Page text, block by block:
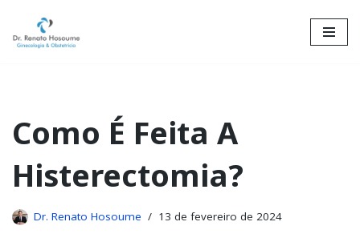
Skip
Como É Feita A
Histerectomia?
Dr. Renato Hosoume 13 de fevereiro de 2024